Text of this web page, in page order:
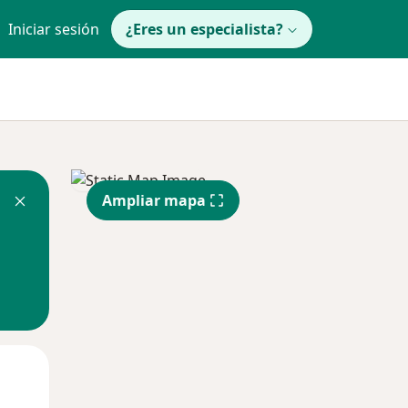
Iniciar sesión ¿Eres un especialista?
Ampliar mapa